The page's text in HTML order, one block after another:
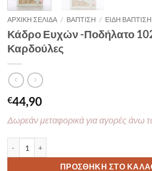
ΑΡΧΙΚΉ ΣΕΛΊΔΑ / ΒΑΠΤΙΣΗ / ΕΙΔΗ
Κάδρο Ευχών -Ποδήλατο
Καρδούλες
€44,90
Δωρεάν μεταφορικά για αγορές άνω
ΠΡΟΣΘΉΚΗ ΣΤΟ